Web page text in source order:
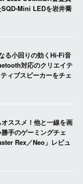
Mini LEDを岩井喬
る小回りの効くHi-Fi音
対応のクリエイテ
ィブスピーカーをチェ
ススメ！他と一線を画
手のゲーミングチェ
Rex／Neo」レビュ